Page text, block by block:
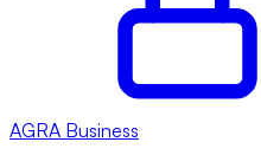
AGRA Business